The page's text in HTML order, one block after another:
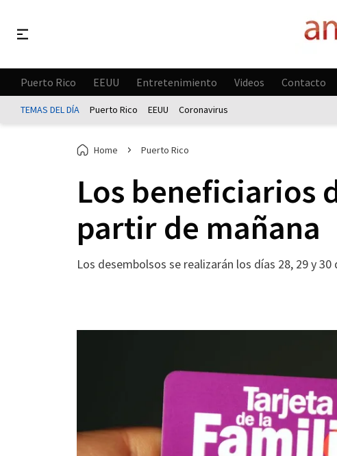
Puerto Rico EEUU Entretenimiento Videos Contacto
TEMAS DEL DÍA Puerto Rico EEUU Coronavirus
Home Puerto Rico
Los beneficiarios
partir de mañana
Los desembolsos se realizarán los días 28, 29 y